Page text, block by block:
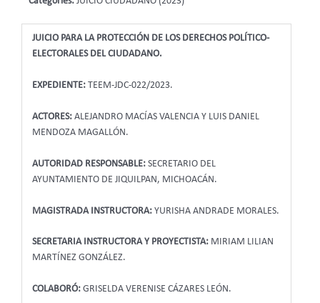
JUICIO PARA LA PROTECCIÓN DE LOS DERECHOS POLÍTICO-
ELECTORALES DEL CIUDADANO.
EXPEDIENTE:TEEM-JDC-022/2023.
ACTORES: ALEJANDRO MACÍAS VALENCIA Y LUIS DANIEL
MENDOZA MAGALLÓN.
AUTORIDAD RESPONSABLE: SECRETARIO DEL
AYUNTAMIENTO DE JIQUILPAN, MICHOACÁN.
MAGISTRADA INSTRUCTORA:YURISHA ANDRADE MORALES.
SECRETARIA INSTRUCTORA Y PROYECTISTA:MIRIAM LILIAN
MARTÍNEZ GONZÁLEZ.
COLABORÓ:GRISELDA VERENISE CÁZARES LEÓN.